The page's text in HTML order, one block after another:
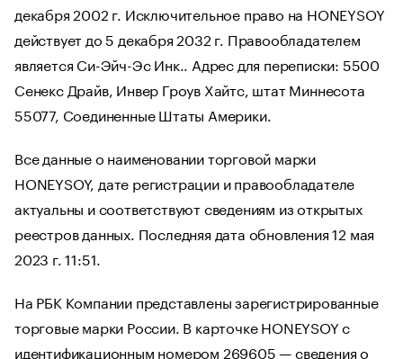
декабря 2002 г. Исключительное право на HONEYSOY
действует до 5 декабря 2032 г. Правообладателем
является Си-Эйч-Эс Инк.. Адрес для переписки: 5500
Сенекс Драйв, Инвер Гроув Хайтс, штат Миннесота
55077, Соединенные Штаты Америки.
Все данные о наименовании торговой марки
HONEYSOY, дате регистрации и правообладателе
актуальны и соответствуют сведениям из открытых
реестров данных. Последняя дата обновления 12 мая
2023 г. 11:51.
На РБК Компании представлены зарегистрированные
торговые марки России. В карточке HONEYSOY с
идентификационным номером 269605 — сведения о